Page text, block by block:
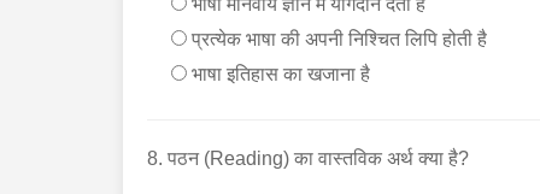
भाषा मानवीय ज्ञान में योगदान देती है
प्रत्येक भाषा की अपनी निश्चित लिपि होती है
भाषा इतिहास का खजाना है
8. पठन (Reading) का वास्तविक अर्थ क्या है?